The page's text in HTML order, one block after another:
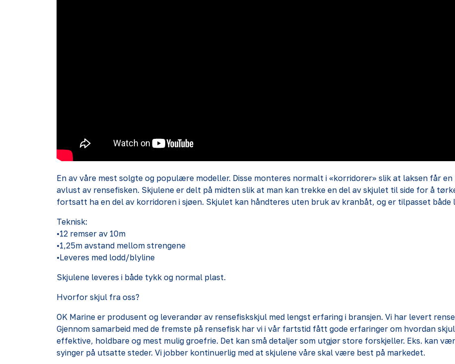
En av våre mest solgte og populære modeller. Disse monteres normalt i «korridorer» slik at laksen får
avlust av rensefisken. Skjulene er delt på midten slik at man kan trekke en del av skjulet til side for å
fortsatt ha en del av korridoren i sjøen. Skjulet kan håndteres uten bruk av kranbåt, og er tilpasset både
Teknisk:
•12 remser av 10m
•1,25m avstand mellom strengene
•Leveres med lodd/blyline
Skjulene leveres i både tykk og normal plast.
Hvorfor skjul fra oss?
OK Marine er produsent og leverandør av rensefiskskjul med lengst erfaring i bransjen. Vi har levert
Gjennom samarbeid med de fremste på rensefisk har vi i vår fartstid fått gode erfaringer om hvordan
effektive, holdbare og mest mulig groefrie. Det kan små detaljer som utgjør store forskjeller. Eks. kan
syinger på utsatte steder. Vi jobber kontinuerlig med at skjulene våre skal være best på markedet.